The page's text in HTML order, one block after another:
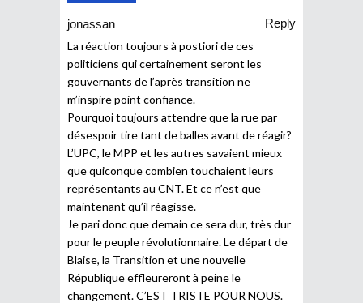
jonassan
Reply
La réaction toujours à postiori de ces
politiciens qui certainement seront les
gouvernants de l’après transition ne
m’inspire point confiance.
Pourquoi toujours attendre que la rue par
désespoir tire tant de balles avant de réagir?
L’UPC, le MPP et les autres savaient mieux
que quiconque combien touchaient leurs
représentants au CNT. Et ce n’est que
maintenant qu’il réagisse.
Je pari donc que demain ce sera dur, très dur
pour le peuple révolutionnaire. Le départ de
Blaise, la Transition et une nouvelle
République effleureront à peine le
changement. C’EST TRISTE POUR NOUS.